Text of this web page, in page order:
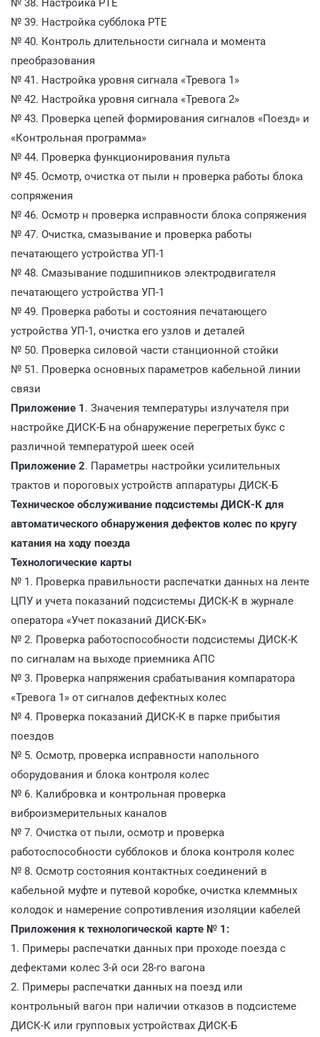
№ 39. Настройка субблока РТЕ
№ 40. Контроль длительности сигнала и момента
преобразования
№ 41. Настройка уровня сигнала «Тревога 1»
№ 42. Настройка уровня сигнала «Тревога 2»
№ 43. Проверка цепей формирования сигналов «Поезд» и
«Контрольная программа»
№ 44. Проверка функционирования пульта
№ 45. Осмотр, очистка от пыли н проверка работы блока
сопряжения
№ 46. Осмотр н проверка исправности блока сопряжения
№ 47. Очистка, смазывание и проверка работы
печатающего устройства УП-1
№ 48. Смазывание подшипников электродвигателя
печатающего устройства УП-1
№ 49. Проверка работы и состояния печатающего
устройства УП-1, очистка его узлов и деталей
№ 50. Проверка силовой части станционной стойки
№ 51. Проверка основных параметров кабельной линии
связи
Приложение 1 . Значения температуры излучателя при
настройке ДИСК-Б на обнаружение перегретых букс с
различной температурой шеек осей
Приложение 2. Параметры настройки усилительных
трактов и пороговых устройств аппаратуры ДИСК-Б
Техническое обслуживание подсистемы ДИСК-К для
автоматического обнаружения дефектов колес по кругу
катания на ходу поезда
Технологические карты
№ 1. Проверка правильности распечатки данных на ленте
ЦПУ и учета показаний подсистемы ДИСК-К в журнале
оператора «Учет показаний ДИСК-БК»
№ 2. Проверка работоспособности подсистемы ДИСК-К
по сигналам на выходе приемника АПС
№ 3. Проверка напряжения срабатывания компаратора
«Тревога 1» от сигналов дефектных колес
№ 4. Проверка показаний ДИСК-К в парке прибытия
поездов
№ 5. Осмотр, проверка исправности напольного
оборудования и блока контроля колес
№ 6. Калибровка и контрольная проверка
виброизмерительных каналов
№ 7. Очистка от пыли, осмотр и проверка
работоспособности субблоков и блока контроля колес
№ 8. Осмотр состояния контактных соединений в
кабельной муфте и путевой коробке, очистка клеммных
колодок и намерение сопротивления изоляции кабелей
Приложения к технологической карте № 1:
1. Примеры распечатки данных при проходе поезда с
дефектами колес 3-й оси 28-го вагона
2. Примеры распечатки данных на поезд или
контрольный вагон при наличии отказов в подсистеме
ДИСК-К или групповых устройствах ДИСК-Б